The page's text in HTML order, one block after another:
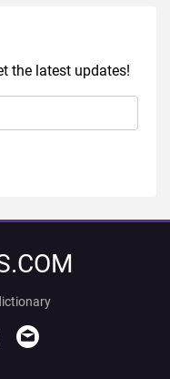
the latest updates!